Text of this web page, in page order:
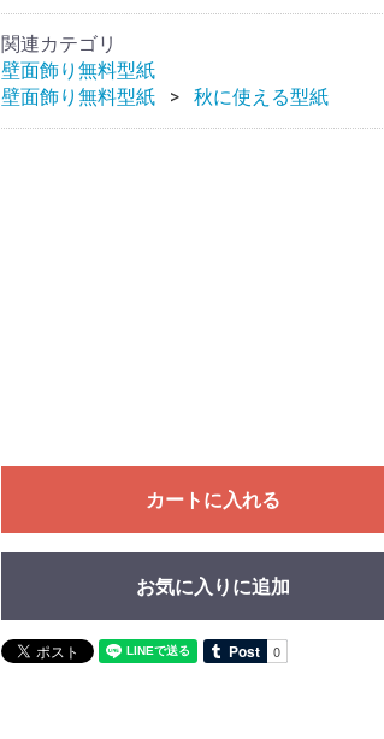
関連カテゴリ
壁面飾り無料型紙
壁面飾り無料型紙
秋に使える型紙
カートに入れる
お気に入りに追加